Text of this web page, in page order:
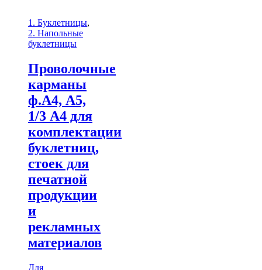
1. Буклетницы,
2. Напольные
буклетницы
Проволочные
карманы
ф.А4, А5,
1/3 А4 для
комплектации
буклетниц,
стоек для
печатной
продукции
и
рекламных
материалов
Для